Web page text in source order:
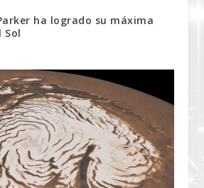
ha logrado su máxima
Sol